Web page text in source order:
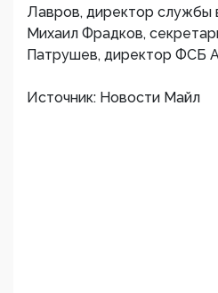
Лавров, директор службы
Михаил Фрадков,
Патрушев, директор ФСБ
Источник: Новости Майл